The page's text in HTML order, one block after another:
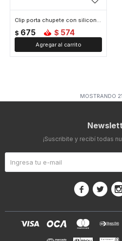
Clip porta chupete con silicona mordillo Lila
$ 675 $ 574
MOSTRANDO 21
¡Suscribite y recibí todas
  